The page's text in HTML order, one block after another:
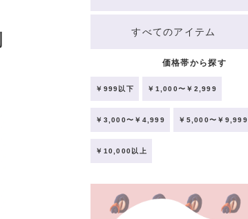
すべてのアイテム
価格帯から探す
￥999以下 ￥1,000〜￥2,999
￥3,000〜￥4,999 ￥5,000〜￥9,999
￥10,000以上